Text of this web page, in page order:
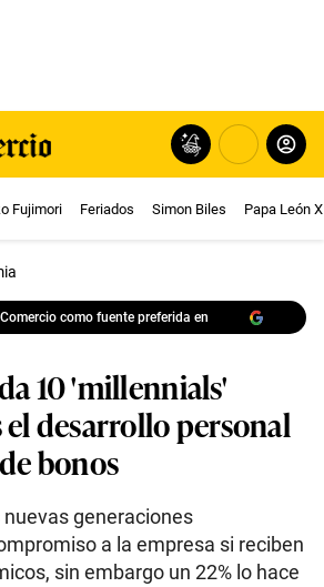
Fujimori Feriados Simon Biles Papa León
como fuente preferida en
10 'millennials'
desarrollo personal
bonos
nuevas generaciones
a la empresa si reciben
sin embargo un 22% lo hace